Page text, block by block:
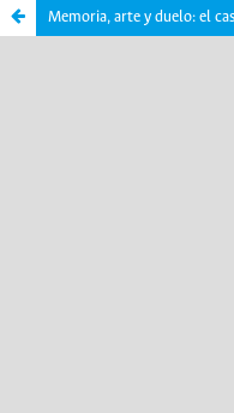
Memoria, arte y duelo: el